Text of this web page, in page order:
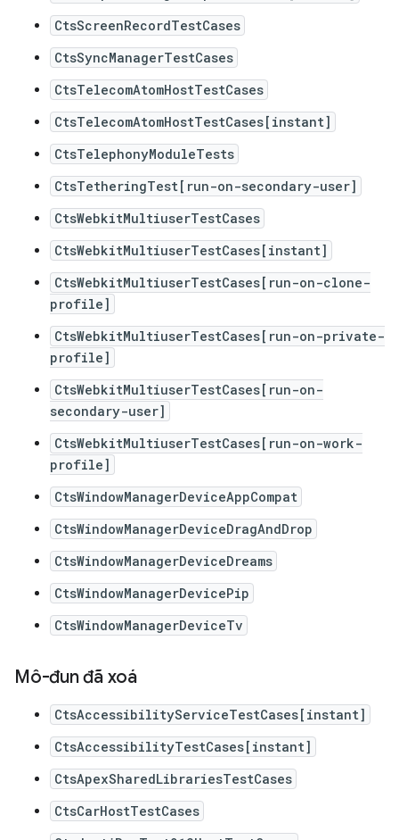
CtsScreenRecordTestCases
CtsSyncManagerTestCases
CtsTelecomAtomHostTestCases
CtsTelecomAtomHostTestCases[instant]
CtsTelephonyModuleTests
CtsTetheringTest[run-on-secondary-user]
CtsWebkitMultiuserTestCases
CtsWebkitMultiuserTestCases[instant]
CtsWebkitMultiuserTestCases[run-on-clone-
profile]
CtsWebkitMultiuserTestCases[run-on-private-
profile]
CtsWebkitMultiuserTestCases[run-on-
secondary-user]
CtsWebkitMultiuserTestCases[run-on-work-
profile]
CtsWindowManagerDeviceAppCompat
CtsWindowManagerDeviceDragAndDrop
CtsWindowManagerDeviceDreams
CtsWindowManagerDevicePip
CtsWindowManagerDeviceTv
Mô-đun đã xoá
CtsAccessibilityServiceTestCases[instant]
CtsAccessibilityTestCases[instant]
CtsApexSharedLibrariesTestCases
CtsCarHostTestCases